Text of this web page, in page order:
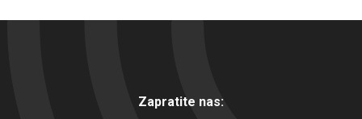
Zapratite nas: